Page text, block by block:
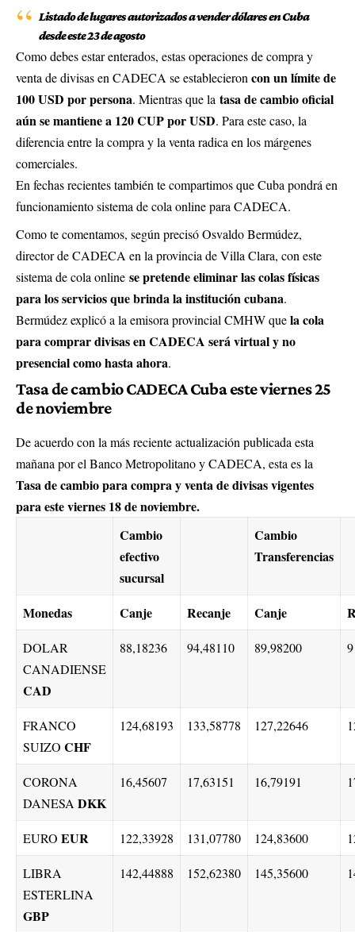
Listado de lugares autorizados a vender dólares en Cuba
desde este 23 de agosto
Como debes estar enterados, estas operaciones de compra y
venta de divisas en CADECA se establecieroncon un límite de
100 USD por persona. Mientras que la tasa de cambio oficial
aún se mantiene a 120 CUP por USD. Para este caso, la
diferencia entre la compra y la venta radica en los márgenes
comerciales.
En fechas recientes también te compartimos queCuba pondrá en
funcionamiento sistema de cola online para CADECA.
Como te comentamos, según precisó Osvaldo Bermúdez,
director de CADECA en la provincia de Villa Clara, con este
sistema de cola online se pretende eliminar las colas físicas
para los servicios que brinda la institución cubana.
Bermúdez explicó a la emisora provincial CMHW quela cola
para comprar divisas en CADECA será virtual y no
presencial como hasta ahora.
Tasa de cambio CADECA Cuba este viernes 25
de noviembre
De acuerdo con la más reciente actualización publicada esta
mañana por el Banco Metropolitano y CADECA, esta es la
Tasa de cambio para compra y venta de divisas vigentes
para este viernes 18 de noviembre.
Cambio
efectivo
sucursal
Cambio
Transferencias
Monedas Canje Recanje Canje
DOLAR
CANADIENSE
CAD
88,18236 94,48110 89,98200
FRANCO
SUIZO CHF
124,68193 133,58778 127,22646
CORONA
DANESADKK
16,45607 17,63151 16,79191
EURO EUR 122,33928 131,07780 124,83600
LIBRA
ESTERLINA
GBP
142,44888 152,62380 145,35600